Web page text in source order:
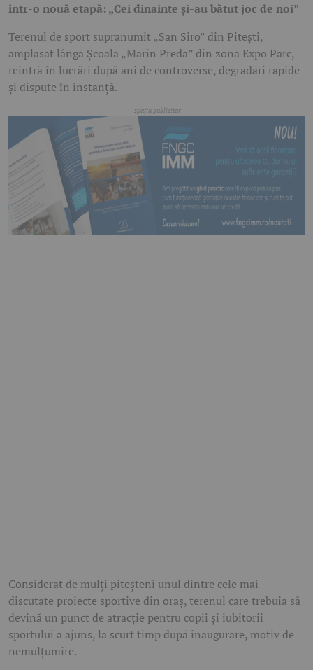
într-o nouă etapă: „Cei dinainte și-au bătut joc de noi”
Terenul de sport supranumit „San Siro” din Pitești,
amplasat lângă Școala „Marin Preda” din zona Expo Parc,
reintră în lucrări după ani de controverse, degradări rapide
și dispute în instanță.
Considerat de mulți piteșteni unul dintre cele mai
discutate proiecte sportive din oraș, terenul care trebuia să
devină un punct de atracție pentru copii și iubitorii
sportului a ajuns, la scurt timp după inaugurare, motiv de
nemulțumire.